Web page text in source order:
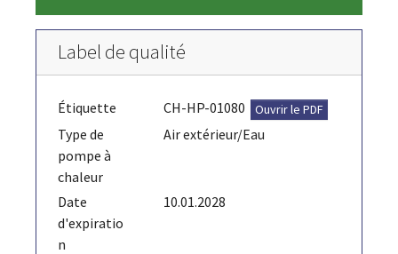
Label de qualité
Étiquette CH-HP-01080 Ouvrir le PDF
Type de
pompe à
chaleur
Air extérieur/Eau
Date
d'expiratio
n
10.01.2028